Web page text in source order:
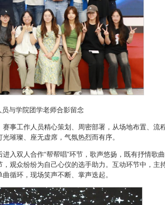
与学院团学老师合影留念
事工作人员精心策划、周密部署，从场地布置、流
璀璨、座无虚席，气氛热烈而有序。
入双人合作“帮帮唱”环节，歌声悠扬，既有抒情歌
观众纷纷为自己心仪的选手助力。互动环节中，主
循环，现场笑声不断、掌声迭起。